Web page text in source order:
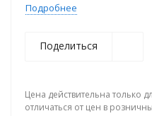
Подробнее
Поделиться
Цена действительна только
отличаться от цен в